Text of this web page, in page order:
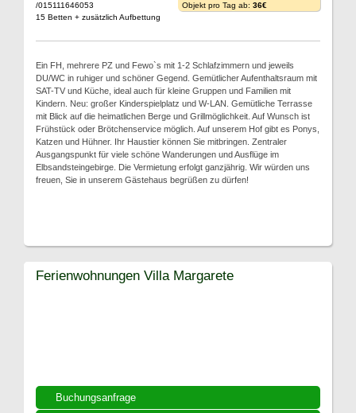
/015111646053
15 Betten + zusätzlich Aufbettung
Objekt pro Tag ab: 36€
Ein FH, mehrere PZ und Fewo`s mit 1-2 Schlafzimmern und jeweils
DU/WC in ruhiger und schöner Gegend. Gemütlicher Aufenthaltsraum mit
SAT-TV und Küche, ideal auch für kleine Gruppen und Familien mit
Kindern. Neu: großer Kinderspielplatz und W-LAN. Gemütliche Terrasse
mit Blick auf die heimatlichen Berge und Grillmöglichkeit. Auf Wunsch ist
Frühstück oder Brötchenservice möglich. Auf unserem Hof gibt es Ponys,
Katzen und Hühner. Ihr Haustier können Sie mitbringen. Zentraler
Ausgangspunkt für viele schöne Wanderungen und Ausflüge im
Elbsandsteingebirge. Die Vermietung erfolgt ganzjährig. Wir würden uns
freuen, Sie in unserem Gästehaus begrüßen zu dürfen!
Buchungsanfrage
Ferienwohnungen Villa Margarete